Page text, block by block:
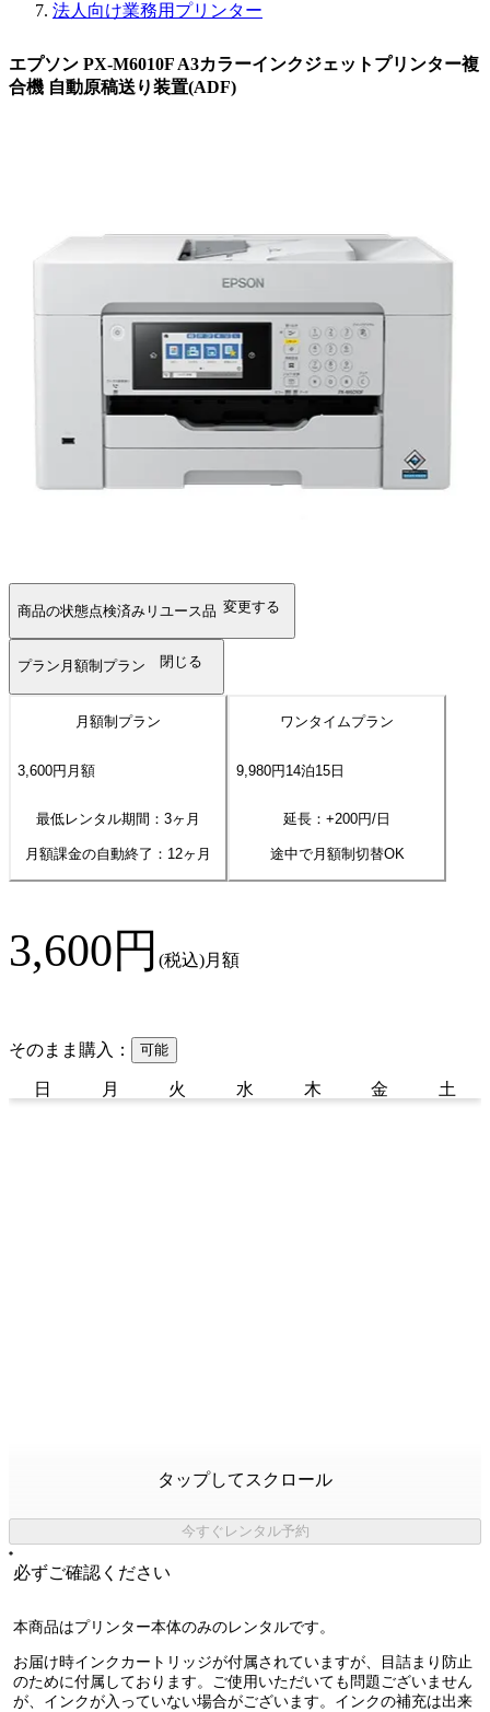
法人向け業務用プリンター
エプソン PX-M6010F A3カラーインクジェットプリンター複
合機 自動原稿送り装置(ADF)
商品の状態点検済みリユース品 変更する
プラン 月額制プラン 閉じる
月額制プラン
3,600円 月額
最低レンタル期間：3ヶ月
月額課金の自動終了： 12ヶ月
ワンタイムプラン
9,980円14泊15日
延長：+200円/日
途中で月額制切替OK
3,600円 (税込)月額
そのまま購入： 可能
日 月 火 水 木 金 土
タップしてスクロール
今すぐレンタル予約
必ずご確認ください
本商品はプリンター本体のみのレンタルです。
お届け時インクカートリッジが付属されていますが、目詰まり防止
のために付属しております。ご使用いただいても問題ございません
が、インクが入っていない場合がございます。インクの補充は出来